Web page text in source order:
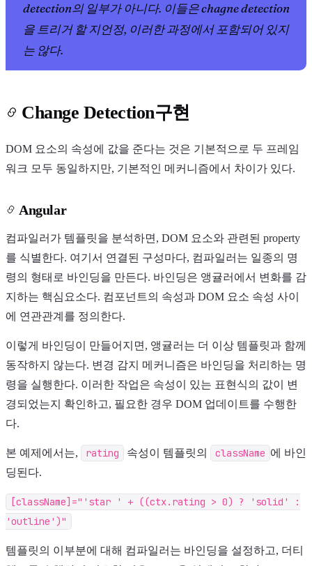
detection의 일부가 아니다. 이들은 chagne detection
을 트리거 할 지언정, 이러한 과정에서 포함되어 있지
는 않다.
Change Detection구현
DOM 요소의 속성에 값을 준다는 것은 기본적으로 두 프레임
워크 모두 동일하지만, 기본적인 메커니즘에서 차이가 있다.
Angular
컴파일러가 템플릿을 분석하면, DOM 요소와 관련된 property
를 식별한다. 여기서 연결된 구성마다, 컴파일러는 일종의 명
령의 형태로 바인딩을 만든다. 바인딩은 앵귤러에서 변화를 감
지하는 핵심요소다. 컴포넌트의 속성과 DOM 요소 속성 사이
에 연관관계를 정의한다.
이렇게 바인딩이 만들어지면, 앵귤러는 더 이상 템플릿과 함께
동작하지 않는다. 변경 감지 메커니즘은 바인딩을 처리하는 명
령을 실행한다. 이러한 작업은 속성이 있는 표현식의 값이 변
경되었는지 확인하고, 필요한 경우 DOM 업데이트를 수행한
다.
본 예제에서는, rating 속성이 템플릿의 className 에 바인
딩된다.
[className]="'star ' + ((ctx.rating > 0) ? 'solid' :
'outline')"
템플릿의 이부분에 대해 컴파일러는 바인딩을 설정하고, 더티